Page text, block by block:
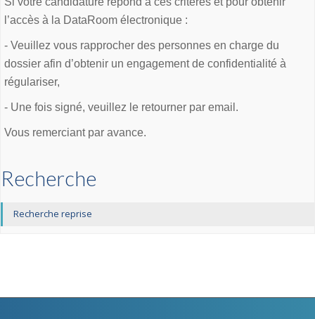
l’accès à la DataRoom électronique :
- Veuillez vous rapprocher des personnes en charge du
dossier afin d’obtenir un engagement de confidentialité à
régulariser,
- Une fois signé, veuillez le retourner par email.
Vous remerciant par avance.
Recherche
Recherche reprise